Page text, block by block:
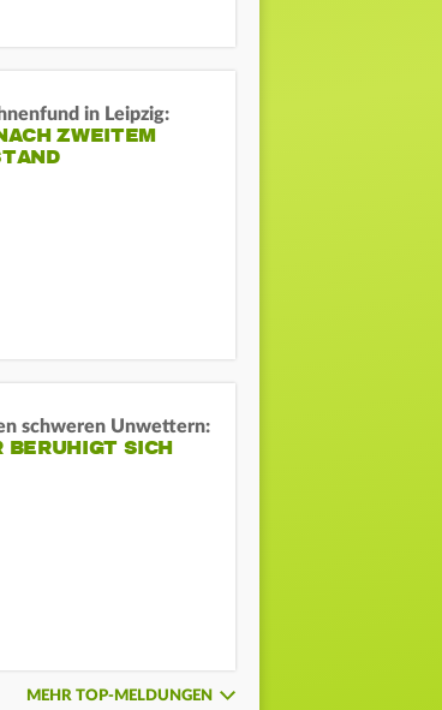
in Leipzig:
ZWEITEM
schweren Unwettern:
BERUHIGT SICH
MEHR TOP-MELDUNGEN